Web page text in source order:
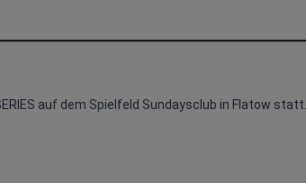
auf dem Spielfeld Sundaysclub in Flatow statt.